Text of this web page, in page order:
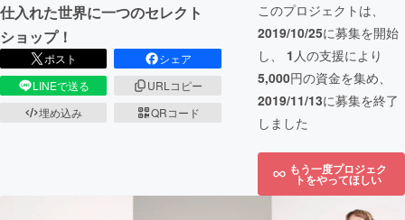
仕入れた世界に一つのセレクト
ショップ！
ポスト
シェア
LINEで送る
URLコピー
埋め込み
QRコード
このプロジェクトは、
2019/10/25に募集を開始
し、 1 人の支援により
5,000円の資金を集め、
2019/11/13に募集を終了
しました
もう一度プロジェク
トをやってほしい